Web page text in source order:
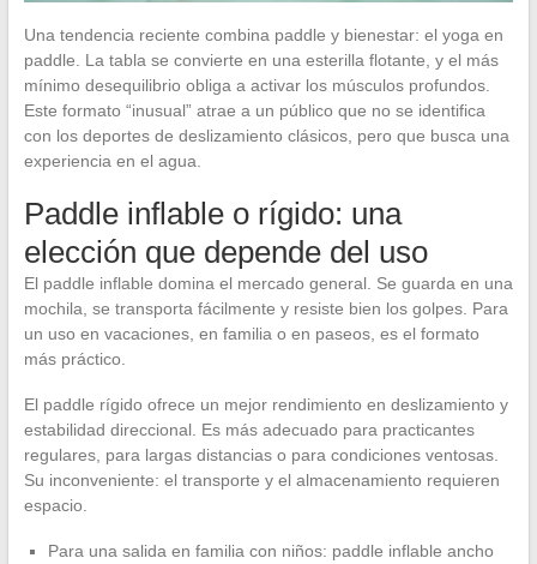
Una tendencia reciente combina paddle y bienestar: el yoga en
paddle. La tabla se convierte en una esterilla flotante, y el más
mínimo desequilibrio obliga a activar los músculos profundos.
Este formato “inusual” atrae a un público que no se identifica
con los deportes de deslizamiento clásicos, pero que busca una
experiencia en el agua.
Paddle inflable o rígido: una
elección que depende del uso
El paddle inflable domina el mercado general. Se guarda en una
mochila, se transporta fácilmente y resiste bien los golpes. Para
un uso en vacaciones, en familia o en paseos, es el formato
más práctico.
El paddle rígido ofrece un mejor rendimiento en deslizamiento y
estabilidad direccional. Es más adecuado para practicantes
regulares, para largas distancias o para condiciones ventosas.
Su inconveniente: el transporte y el almacenamiento requieren
espacio.
Para una salida en familia con niños: paddle inflable ancho